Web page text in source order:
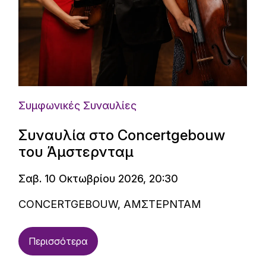
Συμφωνικές Συναυλίες
Συναυλία στο Concertgebouw
του Άμστερνταμ
Σαβ. 10 Οκτωβρίου 2026, 20:30
CONCERTGEBOUW, ΑΜΣΤΕΡΝΤΑΜ
Περισσότερα